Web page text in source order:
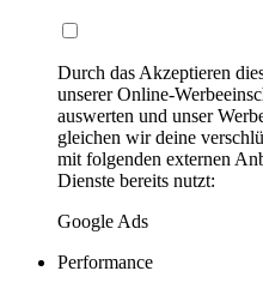
Durch das Akzeptieren
unserer Online-
auswerten und unser
gleichen wir deine
mit folgenden externen
Dienste bereits nutzt:
Google Ads
Performance